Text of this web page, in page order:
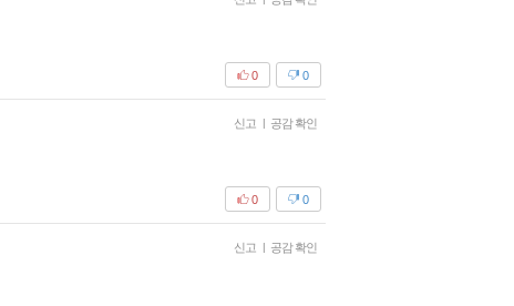
0
0
신고 | 공감 확인
0
0
신고 | 공감 확인